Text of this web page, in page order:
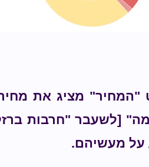
"המחיר" מציג את
על מעשיהם.